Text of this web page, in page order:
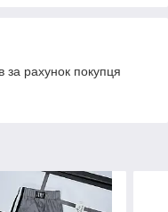
за рахунок покупця